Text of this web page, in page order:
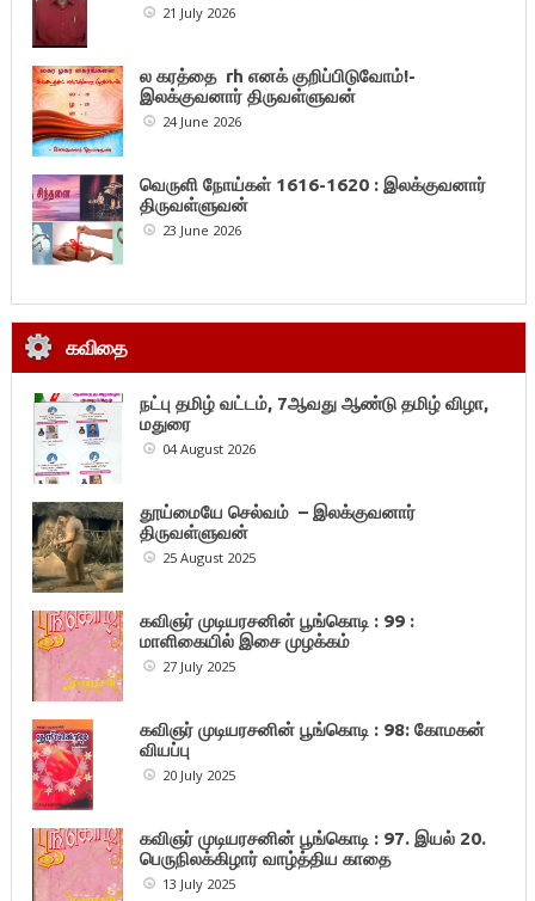
21 July 2026
ல கரத்தை rh எனக் குறிப்பிடுவோம்!-
இலக்குவனார் திருவள்ளுவன்
24 June 2026
வெருளி நோய்கள் 1616-1620 : இலக்குவனார்
திருவள்ளுவன்
23 June 2026
கவிதை
நட்பு தமிழ் வட்டம், 7ஆவது ஆண்டு தமிழ் விழா,
மதுரை
04 August 2026
தூய்மையே செல்வம் – இலக்குவனார்
திருவள்ளுவன்
25 August 2025
கவிஞர் முடியரசனின் பூங்கொடி : 99 :
மாளிகையில் இசை முழக்கம்
27 July 2025
கவிஞர் முடியரசனின் பூங்கொடி : 98: கோமகன்
வியப்பு
20 July 2025
கவிஞர் முடியரசனின் பூங்கொடி : 97. இயல் 20.
பெருநிலக்கிழார் வாழ்த்திய காதை
13 July 2025